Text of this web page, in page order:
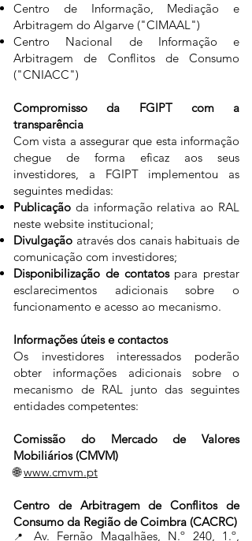
Centro de Informação, Mediação e
Arbitragem do Algarve ("CIMAAL")
Centro Nacional de Informação e
Arbitragem de Conflitos de Consumo
("CNIACC")
Compromisso da FGIPT com a
transparência
Com vista a assegurar que esta informação
chegue de forma eficaz aos seus
investidores, a FGIPT implementou as
seguintes medidas:
Publicação da informação relativa ao RAL
neste website institucional;
Divulgação através dos canais habituais de
comunicação com investidores;
Disponibilização de contatospara prestar
esclarecimentos adicionais sobre o
funcionamento e acesso ao mecanismo.
Informações úteis e contactos
Os investidores interessados poderão
obter informações adicionais sobre o
mecanismo de RAL junto das seguintes
entidades competentes:
Comissão do Mercado de Valores
Mobiliários (CMVM)
🌐www.cmvm.pt
Centro de Arbitragem de Conflitos de
Consumo da Região de Coimbra (CACRC)
📍 Av. Fernão Magalhães, N.º 240, 1.º,